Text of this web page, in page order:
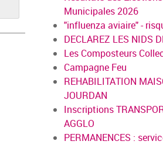
Municipales 2026
"influenza aviaire" -
DECLAREZ LES NIDS
Les Composteurs
Campagne Feu
REHABILITATION
JOURDAN
Inscriptions
AGGLO
PERMANENCES :